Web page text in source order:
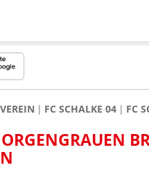
FC SCHALKE 04 FC